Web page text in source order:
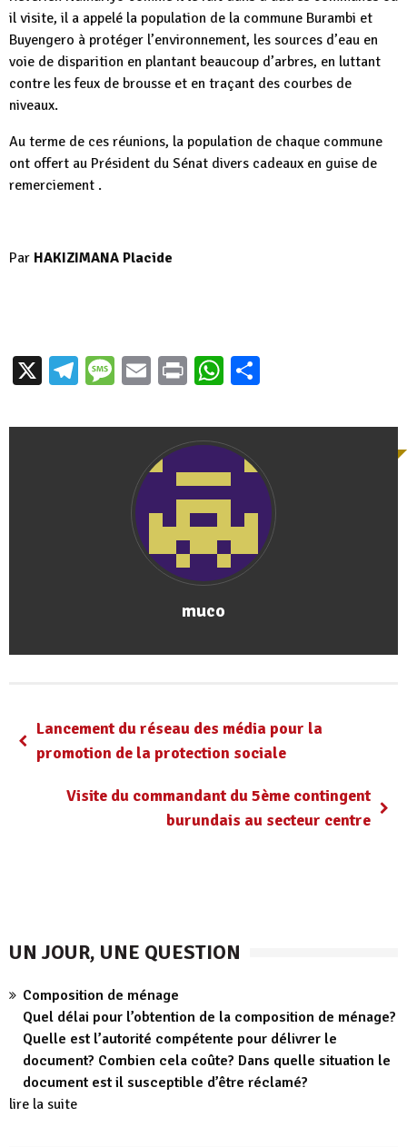
il visite, il a appelé la population de la commune Burambi et
Buyengero à protéger l’environnement, les sources d’eau en
voie de disparition en plantant beaucoup d’arbres, en luttant
contre les feux de brousse et en traçant des courbes de
niveaux.
Au terme de ces réunions, la population de chaque commune
ont offert au Président du Sénat divers cadeaux en guise de
remerciement .
Par HAKIZIMANA Placide
X Telegram
Message
EmailPrintWhatsApp
muco
Lancement du réseau des média pour la
promotion de la protection sociale
Visite du commandant du 5ème contingent
burundais au secteur centre
UN JOUR, UNE QUESTION
Composition de ménage
Quel délai pour l’obtention de la composition de ménage?
Quelle est l’autorité compétente pour délivrer le
document? Combien cela coûte? Dans quelle situation le
document est il susceptible d’être réclamé?
lire la suite